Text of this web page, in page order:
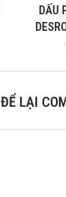
DẤU
ĐỂ LẠI